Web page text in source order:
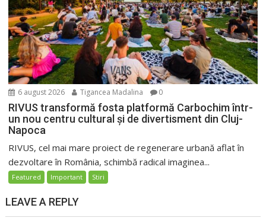
6 august 2026 Tigancea Madalina 0
RIVUS transformă fosta platformă Carbochim într-
un nou centru cultural și de divertisment din Cluj-
Napoca
RIVUS, cel mai mare proiect de regenerare urbană aflat în
dezvoltare în România, schimbă radical imaginea...
Featured Important Stiri
LEAVE A REPLY